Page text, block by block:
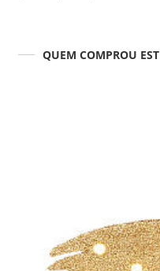
QUEM COMPROU